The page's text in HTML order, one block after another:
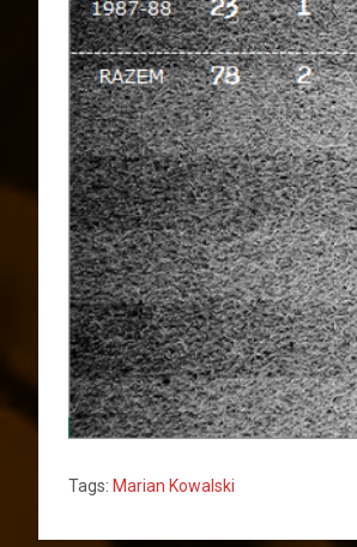
Tags: Marian Kowalski